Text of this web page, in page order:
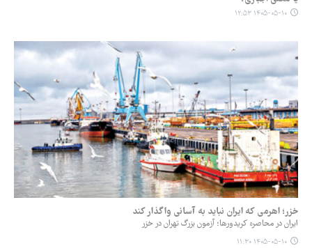
۱۴۰۵-۰۵-۱۰ ۱۲:۵۳
خزر؛ اهرمی که ایران نباید به آسانی واگذار کند
ایران در محاصره کریدورها؛ آزمون بزرگ تهران در خزر
۱۴۰۵-۰۵-۱۰ ۱۱:۳۰